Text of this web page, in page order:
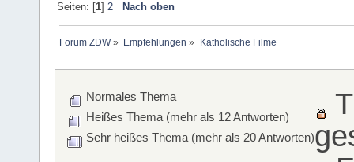
Seiten: [1] 2 Nach oben
Forum ZDW» Empfehlungen » Katholische Filme
Normales Thema
Heißes Thema (mehr als 12 Antworten)
Sehr heißes Thema (mehr als 20 Antworten)